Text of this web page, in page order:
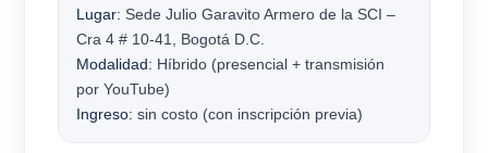
Lugar: Sede Julio Garavito Armero de la SCI –
Cra 4 # 10-41, Bogotá D.C.
Modalidad: Híbrido (presencial + transmisión
por YouTube)
Ingreso: sin costo (con inscripción previa)